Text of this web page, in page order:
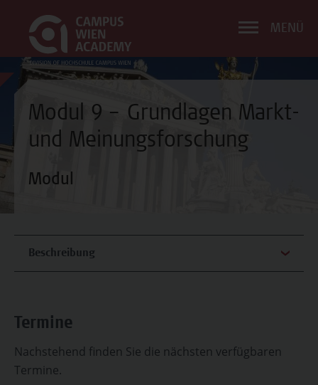
MENÜ
Modul 9 – Grundlagen Markt-
und Meinungsforschung
Modul
Beschreibung
Termine
Nachstehend finden Sie die nächsten verfügbaren
Termine.